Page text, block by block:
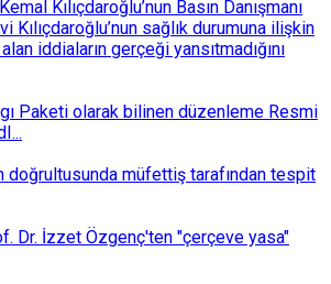
Kılıçdaroğlu’nun Basın Danışmanı
Kılıçdaroğlu’nun sağlık durumuna ilişkin
iddiaların gerçeği yansıtmadığını
Paketi olarak bilinen düzenleme Resmi
doğrultusunda müfettiş tarafından tespit
Dr. İzzet Özgenç'ten "çerçeve yasa"